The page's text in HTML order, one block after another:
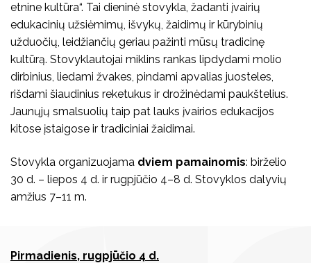
Knygos
Vaizdo ir garso įrašai
Kūrybiniai rinkiniai
Kita
Vilniaus folkloro ansambliai
Archyvas
etnine kultūra“. Tai dieninė stovykla, žadanti įvairių
edukacinių užsiėmimų, išvykų, žaidimų ir kūrybinių
užduočių, leidžiančių geriau pažinti mūsų tradicinę
kultūrą. Stovyklautojai miklins rankas lipdydami molio
dirbinius, liedami žvakes, pindami apvalias juosteles,
rišdami šiaudinius reketukus ir drožinėdami paukštelius.
Jaunųjų smalsuolių taip pat lauks įvairios edukacijos
kitose įstaigose ir tradiciniai žaidimai.
Stovykla organizuojama dviem pamainomis: birželio
30 d. – liepos 4 d. ir rugpjūčio 4–8 d. Stovyklos dalyvių
amžius 7–11 m.
Pirmadienis, rugpjūčio 4 d.